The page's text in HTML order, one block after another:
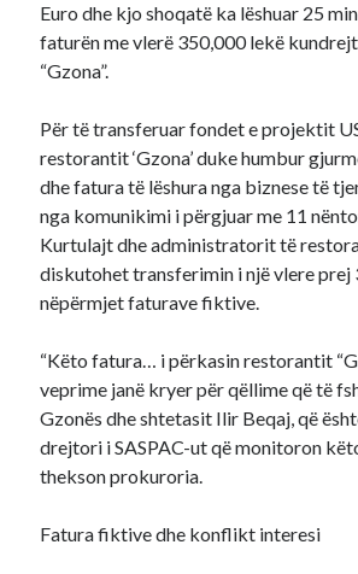
Euro dhe kjo shoqatë ka lëshuar 25
faturën me vlerë 350,000 lekë
“Gzona”.
Për të transferuar fondet e projektit
restorantit ‘Gzona’ duke humbur
dhe fatura të lëshura nga biznese të
nga komunikimi i përgjuar me 11
Kurtulajt dhe administratorit të
diskutohet transferimin i një vlere prej
nëpërmjet faturave fiktive.
“Këto fatura… i përkasin restorantit
veprime janë kryer për qëllime që të
Gzonës dhe shtetasit Ilir Beqaj, që
drejtori i SASPAC-ut që monitoron
thekson prokuroria.
Fatura fiktive dhe konflikt interesi